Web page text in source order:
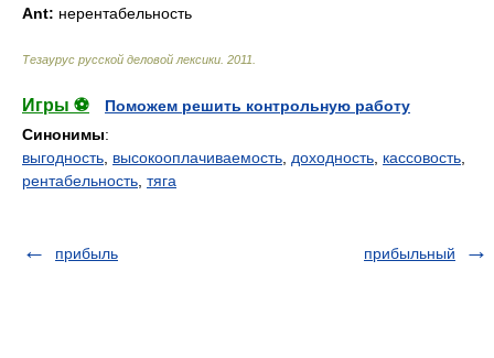
Ant: нерентабельность
Тезаурус русской деловой лексики 2011
Игры ⚽
Поможем решить контрольную работу
Синонимы:
выгодность высокооплачиваемость доходность кассовость
рентабельность тяга
прибыль прибыльный